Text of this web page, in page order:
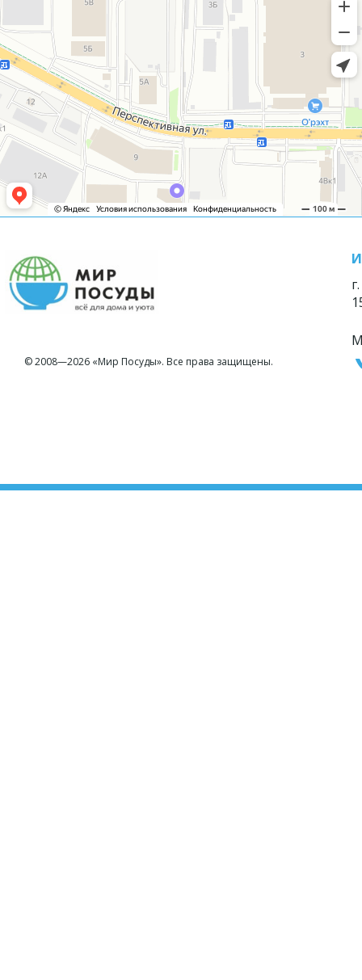
© 2008—2026 «Мир Посуды». Все права защищены.